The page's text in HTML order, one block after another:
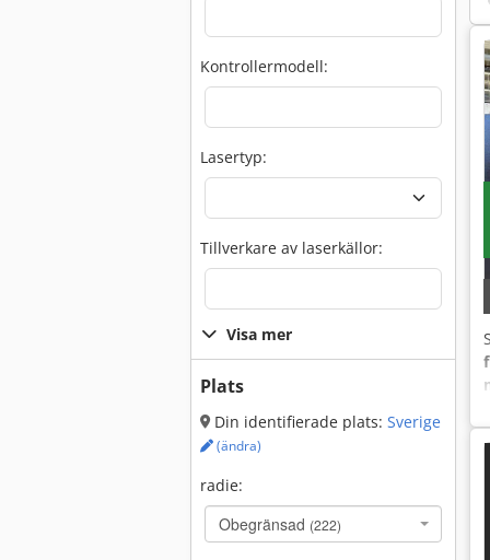
Kontrollermodell:
Lasertyp:
Tillverkare av laser­källor:
Visa mer
Plats
Din identifierade plats: Sverige
(ändra)
radie:
Obegränsad (222)